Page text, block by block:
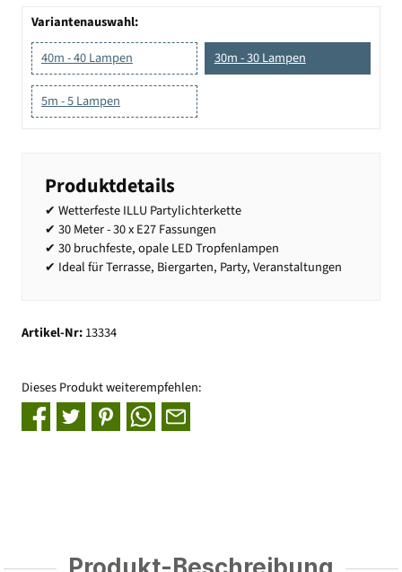
Variantenauswahl:
40m - 40 Lampen
30m - 30 Lampen
5m - 5 Lampen
Produktdetails
✔ Wetterfeste ILLU Partylichterkette
✔ 30 Meter - 30 x E27 Fassungen
✔ 30 bruchfeste, opale LED Tropfenlampen
✔ Ideal für Terrasse, Biergarten, Party, Veranstaltungen
Artikel-Nr:13334
Dieses Produkt weiterempfehlen: